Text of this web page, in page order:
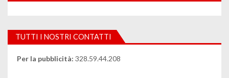
TUTTI I NOSTRI CONTATTI
Per la pubblicità: 328.59.44.208